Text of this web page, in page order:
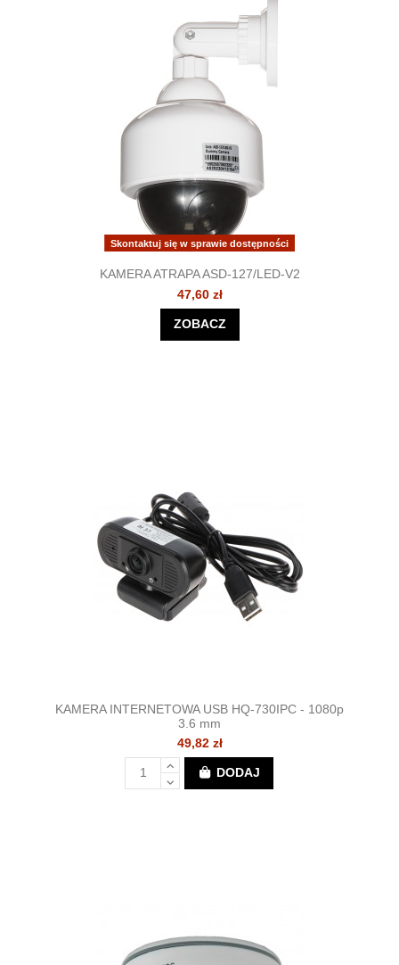
Skontaktuj się w sprawie dostępności
KAMERA ATRAPA ASD-127/LED-V2
47,60 zł
ZOBACZ
KAMERA INTERNETOWA USB HQ-730IPC - 1080p
3.6 mm
49,82 zł
DODAJ